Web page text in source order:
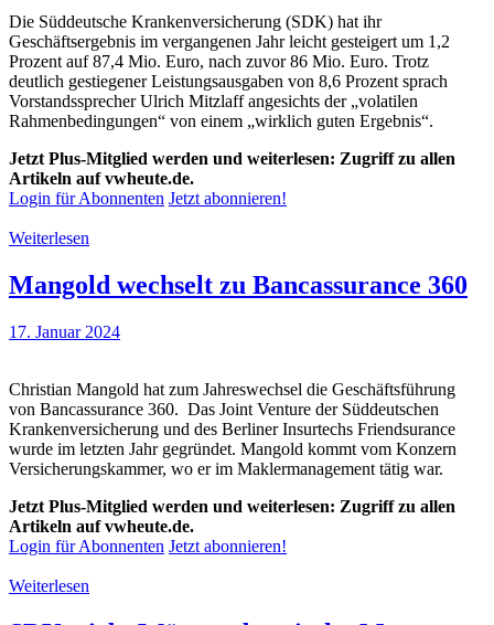
Die Süddeutsche Krankenversicherung (SDK) hat ihr
Geschäftsergebnis im vergangenen Jahr leicht gesteigert um 1,2
Prozent auf 87,4 Mio. Euro, nach zuvor 86 Mio. Euro. Trotz
deutlich gestiegener Leistungsausgaben von 8,6 Prozent sprach
Vorstandssprecher Ulrich Mitzlaff angesichts der „volatilen
Rahmenbedingungen“ von einem „wirklich guten Ergebnis“.
Jetzt Plus-Mitglied werden und weiterlesen: Zugriff zu allen
Artikeln auf vwheute.de.
Login für Abonnenten Jetzt abonnieren!
Weiterlesen
Mangold wechselt zu Bancassurance 360
17. Januar 2024
Christian Mangold hat zum Jahreswechsel die Geschäftsführung
von Bancassurance 360. Das Joint Venture der Süddeutschen
Krankenversicherung und des Berliner Insurtechs Friendsurance
wurde im letzten Jahr gegründet. Mangold kommt vom Konzern
Versicherungskammer, wo er im Maklermanagement tätig war.
Jetzt Plus-Mitglied werden und weiterlesen: Zugriff zu allen
Artikeln auf vwheute.de.
Login für Abonnenten Jetzt abonnieren!
Weiterlesen